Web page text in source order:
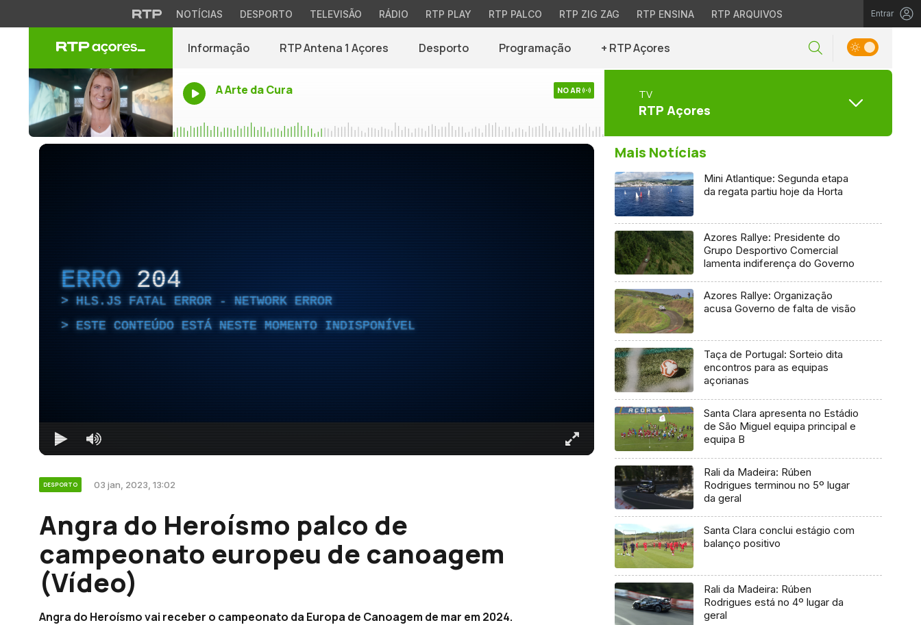
NOTÍCIAS DESPORTO TELEVISÃO RÁDIO RTP PLAY RTP PALCO RTP ZIG ZAG RTP ENSINA RTP ARQUIVOS Entrar
Informação RTP Antena 1 Açores Desporto Programação + RTP Açores
A Arte da Cura NO AR TV
RTP Açores
ERRO 204
HLS.JS FATAL ERROR - NETWORK ERROR
ESTE CONTEÚDO ESTÁ NESTE MOMENTO INDISPONÍVEL
DESPORTO 03 jan, 2023, 13:02
Angra do Heroísmo palco de
campeonato europeu de canoagem
(Vídeo)
Angra do Heroísmo vai receber o campeonato da Europa de Canoagem de mar em 2024.
Mais Notícias
Mini Atlantique: Segunda etapa
da regata partiu hoje da Horta
Azores Rallye: Presidente do
Grupo Desportivo Comercial
lamenta indiferença do Governo
Azores Rallye: Organização
acusa Governo de falta de visão
Taça de Portugal: Sorteio dita
encontros para as equipas
açorianas
Santa Clara apresenta no Estádio
de São Miguel equipa principal e
equipa B
Rali da Madeira: Rúben
Rodrigues terminou no 5º lugar
da geral
Santa Clara conclui estágio com
balanço positivo
Rali da Madeira: Rúben
Rodrigues está no 4º lugar da
geral